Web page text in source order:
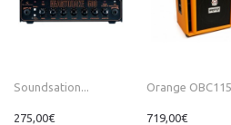
Soundsation...
275,00€
Orange OBC115
719,00€